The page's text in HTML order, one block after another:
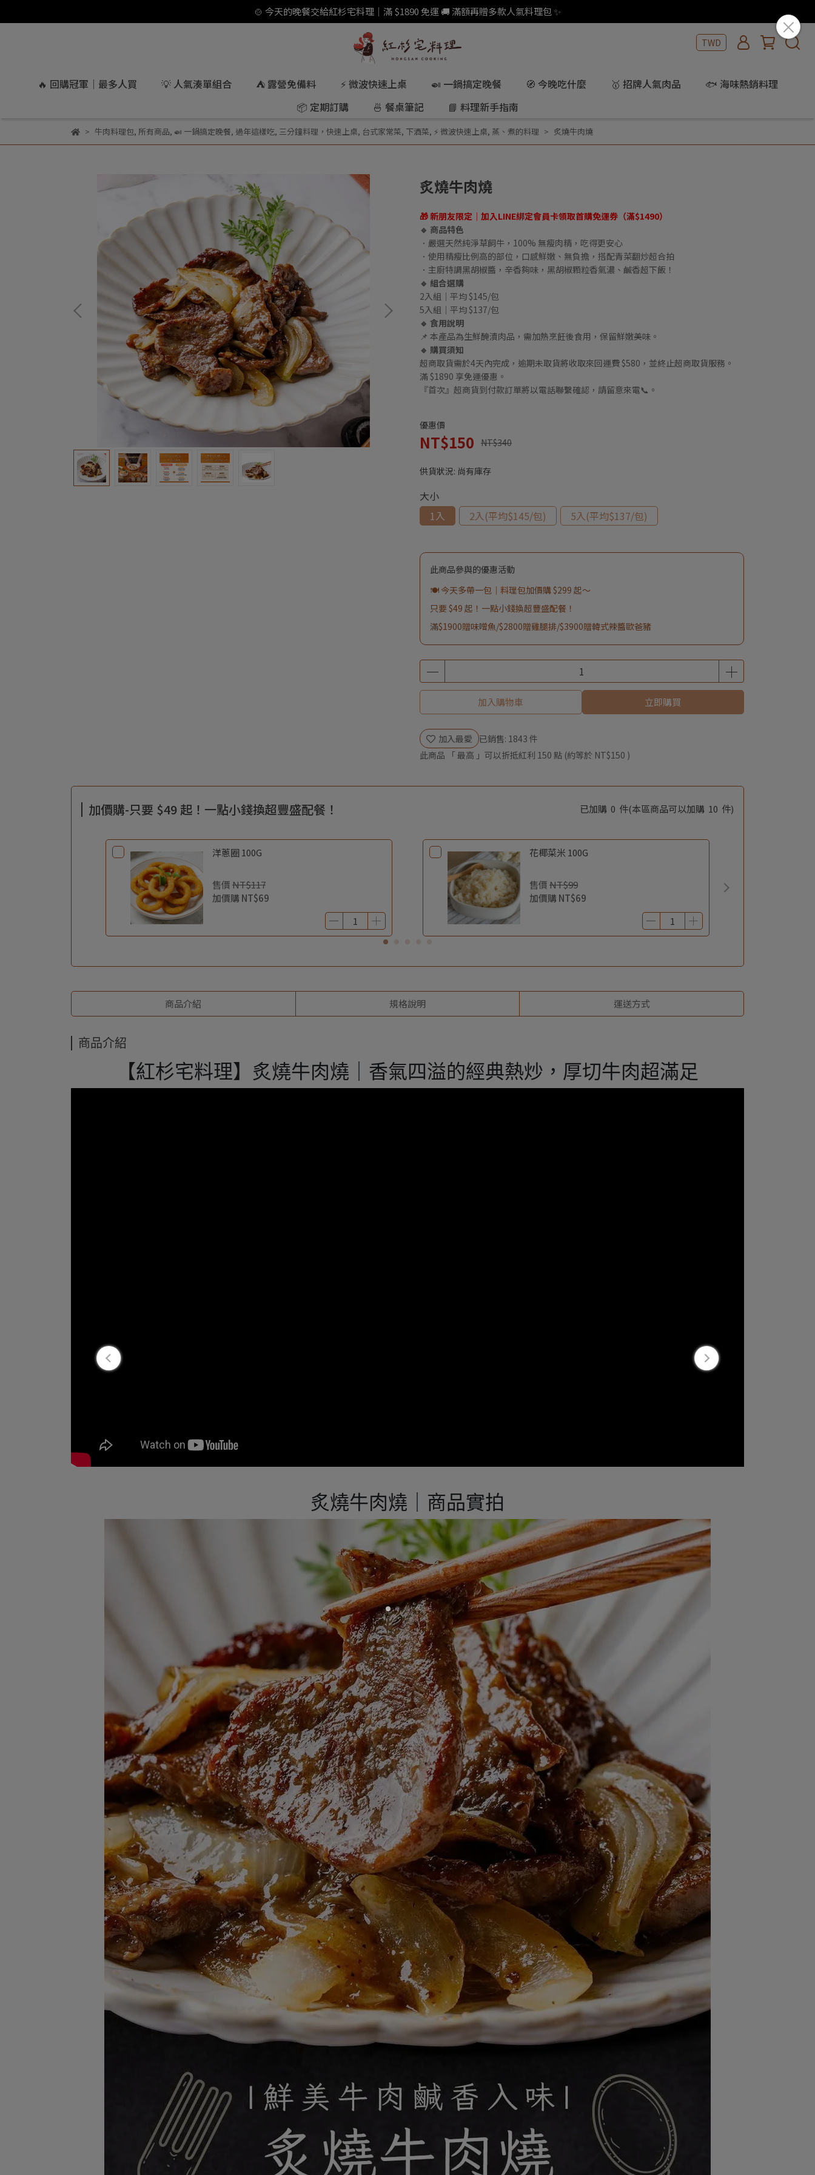
🍲 今天的晚餐交給紅杉宅料理｜滿 $1890 免運 🚚 滿額再贈多款人氣料理包 ✨
TWD
🔥 回購冠軍｜最多人買 💡 人氣湊單組合 ⛺ 露營免備料 ⚡ 微波快速上桌 🍛 一鍋搞定晚餐 🧭 今晚吃什麼 🥇 招牌人氣肉品
🐟 海味熱銷料理
📦 定期訂購
🍜 餐桌筆記 📘 料理新手指南
牛肉料理包, 所有商品, 🍛 一鍋搞定晚餐, 過年這樣吃, 三分鐘料理，快速上桌, 台式家常菜, 下酒菜, ⚡ 微波快速上桌, 蒸、煮的料理 炙燒牛肉燒
炙燒牛肉燒
🎁 新朋友限定｜加入LINE綁定會員卡領取首購免運券（滿$1490）
🔹 商品特色
．嚴選天然純淨草飼牛，100% 無瘦肉精，吃得更安心
．使用精瘦比例高的部位，口感鮮嫩、無負擔，搭配青菜翻炒超合拍
．主廚特調黑胡椒醬，辛香夠味，黑胡椒顆粒香氣濃、鹹香超下飯！
🔹 組合選購
2入組｜平均 $145/包
5入組｜平均 $137/包
🔹 食用說明
📌 本產品為生鮮醃漬肉品，需加熱烹飪後食用，保留鮮嫩美味。
🔹 購買須知
超商取貨需於4天內完成，逾期未取貨將收取來回運費 $580，並終止超商取貨服務。
滿 $1890 享免運優惠。
『首次』超商貨到付款訂單將以電話聯繫確認，請留意來電📞。
優惠價
NT$150 NT$340
供貨狀況: 尚有庫存
大小
1入
2入(平均$145/包) 5入(平均$137/包)
此商品參與的優惠活動
🍽️ 今天多帶一包｜料理包加價購 $299 起～
只要 $49 起！一點小錢換超豐盛配餐！
滿$1900贈味噌魚/$2800贈雞腿排/$3900贈韓式辣醬歐爸豬
加入購物車 立即購買
加入最愛
已銷售: 1843 件
此商品 「 最高 」可以折抵紅利 150 點 (約等於 NT$150 )
加價購-只要 $49 起！一點小錢換超豐盛配餐！ 已加購 0 件(本區商品可以加購 10 件)
洋蔥圈 100G
售價NT$117
加價購 NT$69
花椰菜米 100G
售價NT$99
加價購 NT$69
商品介紹 規格說明 運送方式
商品介紹
【紅杉宅料理】炙燒牛肉燒｜香氣四溢的經典熱炒，厚切牛肉超滿足
炙燒牛肉燒｜商品實拍